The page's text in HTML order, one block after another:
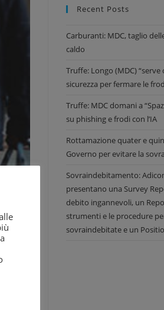
Recent Posts
Carburanti: MDC, taglio
caldo
Truffe: Longo (MDC)
sicurezza per fermare le
Truffe: MDC domani a
su phishing e frodi con l’IA
Rottamazione quater e
Governo per evitare la
Sovraindebitamento:
presentano una Survey
debito ingannevoli, un
strumenti e le procedure
sovraindebitate e un